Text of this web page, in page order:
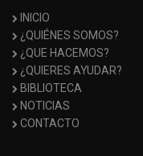
INICIO
¿QUIÉNES SOMOS?
¿QUE HACEMOS?
¿QUIERES AYUDAR?
BIBLIOTECA
NOTICIAS
CONTACTO